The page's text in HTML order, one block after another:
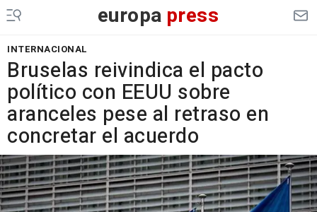
europa press
INTERNACIONAL
Bruselas reivindica el pacto
político con EEUU sobre
aranceles pese al retraso en
concretar el acuerdo